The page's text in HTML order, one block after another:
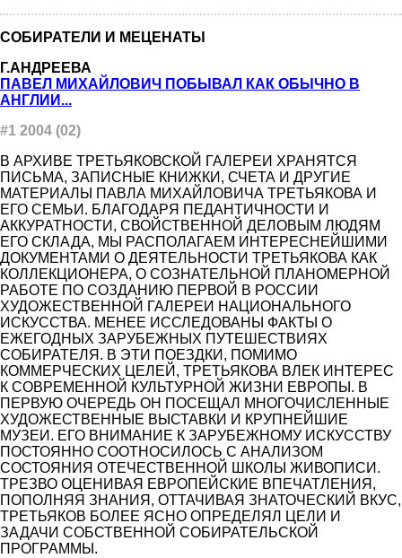
СОБИРАТЕЛИ И МЕЦЕНАТЫ
Г.АНДРЕЕВА
ПАВЕЛ МИХАЙЛОВИЧ ПОБЫВАЛ КАК ОБЫЧНО В
АНГЛИИ...
#1 2004 (02)
В АРХИВЕ ТРЕТЬЯКОВСКОЙ ГАЛЕРЕИ ХРАНЯТСЯ
ПИСЬМА, ЗАПИСНЫЕ КНИЖКИ, СЧЕТА И ДРУГИЕ
МАТЕРИАЛЫ ПАВЛА МИХАЙЛОВИЧА ТРЕТЬЯКОВА И
ЕГО СЕМЬИ. БЛАГОДАРЯ ПЕДАНТИЧНОСТИ И
АККУРАТНОСТИ, СВОЙСТВЕННОЙ ДЕЛОВЫМ ЛЮДЯМ
ЕГО СКЛАДА, МЫ РАСПОЛАГАЕМ ИНТЕРЕСНЕЙШИМИ
ДОКУМЕНТАМИ О ДЕЯТЕЛЬНОСТИ ТРЕТЬЯКОВА КАК
КОЛЛЕКЦИОНЕРА, О СОЗНАТЕЛЬНОЙ ПЛАНОМЕРНОЙ
РАБОТЕ ПО СОЗДАНИЮ ПЕРВОЙ В РОССИИ
ХУДОЖЕСТВЕННОЙ ГАЛЕРЕИ НАЦИОНАЛЬНОГО
ИСКУССТВА. МЕНЕЕ ИССЛЕДОВАНЫ ФАКТЫ О
ЕЖЕГОДНЫХ ЗАРУБЕЖНЫХ ПУТЕШЕСТВИЯХ
СОБИРАТЕЛЯ. В ЭТИ ПОЕЗДКИ, ПОМИМО
КОММЕРЧЕСКИХ ЦЕЛЕЙ, ТРЕТЬЯКОВА ВЛЕК ИНТЕРЕС
К СОВРЕМЕННОЙ КУЛЬТУРНОЙ ЖИЗНИ ЕВРОПЫ. В
ПЕРВУЮ ОЧЕРЕДЬ ОН ПОСЕЩАЛ МНОГОЧИСЛЕННЫЕ
ХУДОЖЕСТВЕННЫЕ ВЫСТАВКИ И КРУПНЕЙШИЕ
МУЗЕИ. ЕГО ВНИМАНИЕ К ЗАРУБЕЖНОМУ ИСКУССТВУ
ПОСТОЯННО СООТНОСИЛОСЬ С АНАЛИЗОМ
СОСТОЯНИЯ ОТЕЧЕСТВЕННОЙ ШКОЛЫ ЖИВОПИСИ.
ТРЕЗВО ОЦЕНИВАЯ ЕВРОПЕЙСКИЕ ВПЕЧАТЛЕНИЯ,
ПОПОЛНЯЯ ЗНАНИЯ, ОТТАЧИВАЯ ЗНАТОЧЕСКИЙ ВКУС,
ТРЕТЬЯКОВ БОЛЕЕ ЯСНО ОПРЕДЕЛЯЛ ЦЕЛИ И
ЗАДАЧИ СОБСТВЕННОЙ СОБИРАТЕЛЬСКОЙ
ПРОГРАММЫ.